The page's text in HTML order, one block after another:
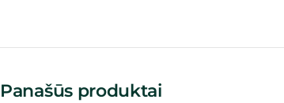
Panašūs produktai